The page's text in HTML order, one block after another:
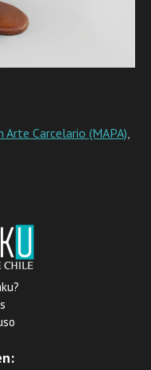
Arte Carcelario (MAPA),